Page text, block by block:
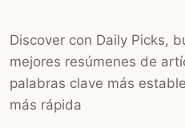
Discover con Daily Picks,
mejores resúmenes de
palabras clave más
más rápida